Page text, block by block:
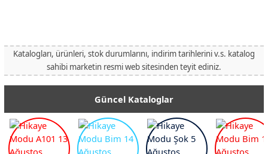
Katalogları, ürünleri, stok durumlarını, indirim tarihlerini v.s. katalog
sahibi marketin resmi web sitesinden teyit ediniz.
Güncel Kataloglar